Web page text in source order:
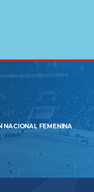
NACIONAL FEMENINA